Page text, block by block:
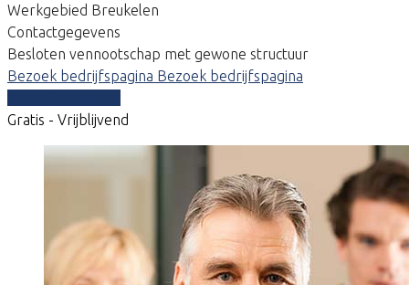
Werkgebied Breukelen
Contactgegevens
Besloten vennootschap met gewone structuur
Bezoek bedrijfspagina Bezoek bedrijfspagina
Gratis - Vrijblijvend